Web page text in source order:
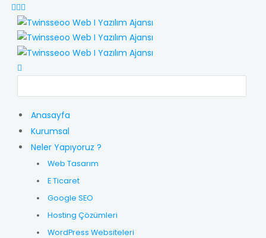
Anasayfa
Kurumsal
Neler Yapıyoruz ?
Web Tasarım
E Ticaret
Google SEO
Hosting Çözümleri
WordPress Websiteleri